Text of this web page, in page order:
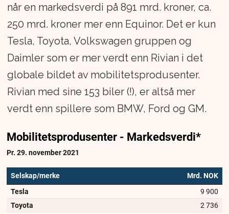
når en markedsverdi på 891 mrd. kroner, ca.
250 mrd. kroner mer enn Equinor. Det er kun
Tesla, Toyota, Volkswagen gruppen og
Daimler som er mer verdt enn Rivian i det
globale bildet av mobilitetsprodusenter.
Rivian med sine 153 biler (!), er altså mer
verdt enn spillere som BMW, Ford og GM.